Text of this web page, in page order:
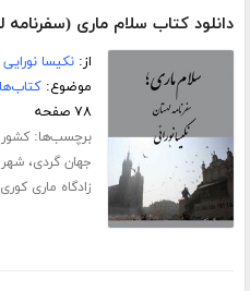
دانلود کتاب سلام ماری (سفرنامه
از:نکیسا نورایی
موضوع:
۷۸ صفحه
برچسب‌ها:
جهان گردی،شهر
زادگاه ماری کوری